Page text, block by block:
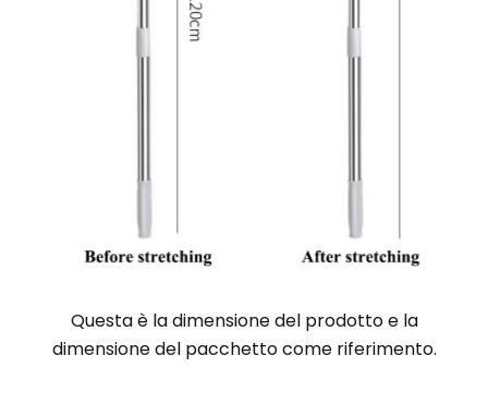
Questa è la dimensione del prodotto e la
dimensione del pacchetto come riferimento.